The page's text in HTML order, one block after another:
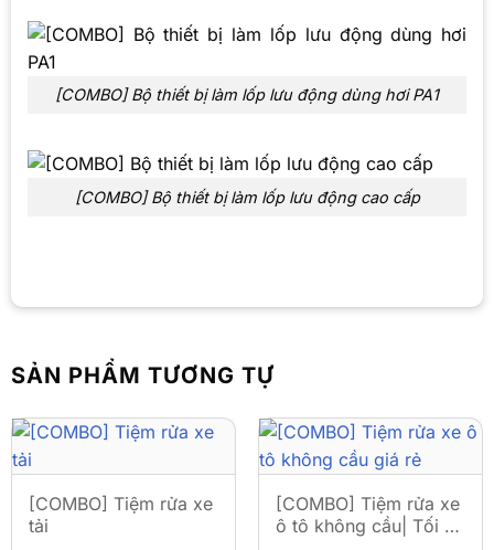
[COMBO] Bộ thiết bị làm lốp lưu động dùng hơi PA1
[COMBO] Bộ thiết bị làm lốp lưu động cao cấp
SẢN PHẨM TƯƠNG TỰ
[COMBO] Tiệm rửa xe
tải
[COMBO] Tiệm rửa xe
ô tô không cầu| Tối ưu